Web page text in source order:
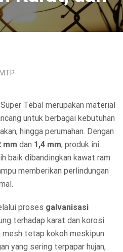
Tebal merupakan material
untuk berbagai kebutuhan
hingga perumahan. Dengan
mm dan 1,4 mm, produk ini
baik dibandingkan kawat ram
memberikan perlindungan
proses galvanisasi
terhadap karat dan korosi.
tetap kokoh meskipun
yang sering terpapar hujan,